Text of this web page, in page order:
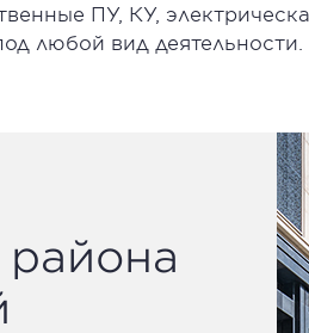
ПУ, КУ,
любой вид деятельности.